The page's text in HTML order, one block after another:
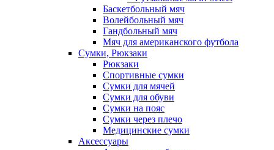
Баскетбольный мяч
Волейбольный мяч
Гандбольный мяч
Мяч для американского футбола
Сумки, Рюкзаки
Рюкзаки
Спортивные сумки
Сумки для мячей
Сумки для обуви
Сумки на пояс
Сумки через плечо
Медицинские сумки
Аксессуары